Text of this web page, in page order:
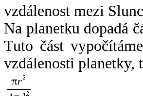
vzdálenost mezi
Na planetku dopadá
Tuto část
vzdálenosti planetky,